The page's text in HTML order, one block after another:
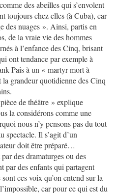
des abeilles qui s’envolent
toujours chez elles (à Cuba), car
des nuages ». Ainsi, partis en
de la vraie vie des hommes
à l’enfance des Cinq, brisant
ont tendance par exemple à
Pais à un « martyr mort à
grandeur quotidienne des Cinq
de théâtre » explique
la considérons comme une
nous n’y pensons pas du tout
spectacle. Il s’agit d’un
doit être préparé…
des dramaturges ou des
par des enfants qui partagent
ces voix qu’on entend sur la
car pour ce qui est du